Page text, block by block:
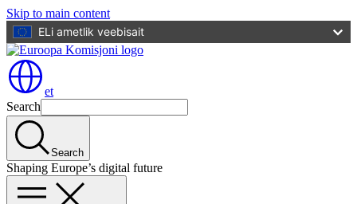
Skip to main content
ELi ametlik veebisait
et
Search
Search
Shaping Europe’s digital future